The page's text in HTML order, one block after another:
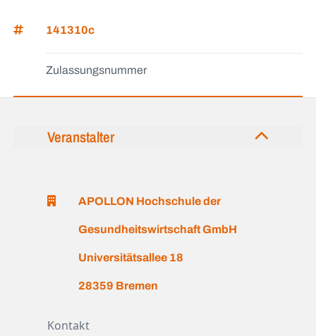
141310c
Zulassungsnummer
Veranstalter
APOLLON Hochschule der
Gesundheitswirtschaft GmbH
Universitätsallee 18
28359 Bremen
Kontakt